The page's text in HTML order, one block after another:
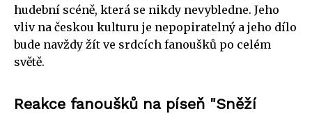
hudební scéně, která se nikdy nevybledne. Jeho
vliv na českou kulturu je nepopiratelný a jeho dílo
bude navždy žít ve srdcích fanoušků po celém
světě.
Reakce fanoušků na píseň "Sněží